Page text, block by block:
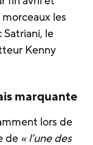
les
Satriani, le
Kenny
marquante
lors de
de « l’une des